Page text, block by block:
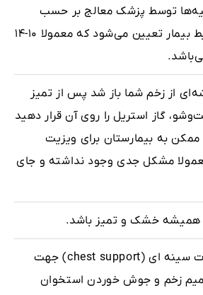
توسط پزشک معالج بر حسب
محل بخیه و شرایط بیمار تعیین می‌شود که معمولا ۱۰-۱۴
از زخم شما باز شد پس از تمیز
گاز استریل را روی آن قرار دهید
به بیمارستان برای ویزیت
مشکل جدی وجود نداشته و جای
همیشه خشک و تمیز باشد.
به شما یک ساپورت سینه ای (chest support) جهت
زخم و جوش خوردن استخوان